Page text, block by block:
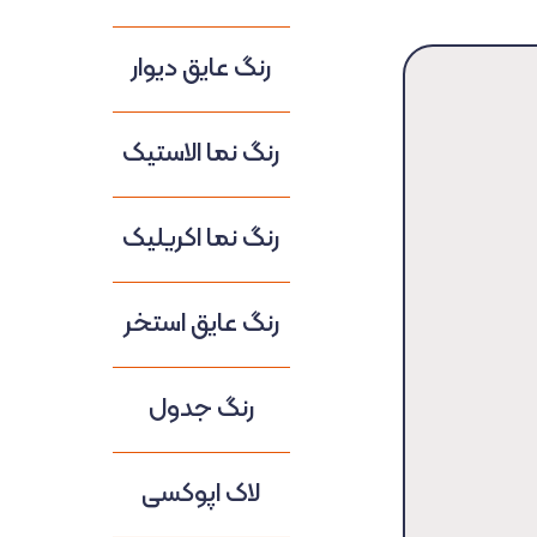
رنگ عایق دیوار
رنگ نما الاستیک
رنگ نما اکریلیک
رنگ عایق استخر
رنگ جدول
لاک اپوکسی